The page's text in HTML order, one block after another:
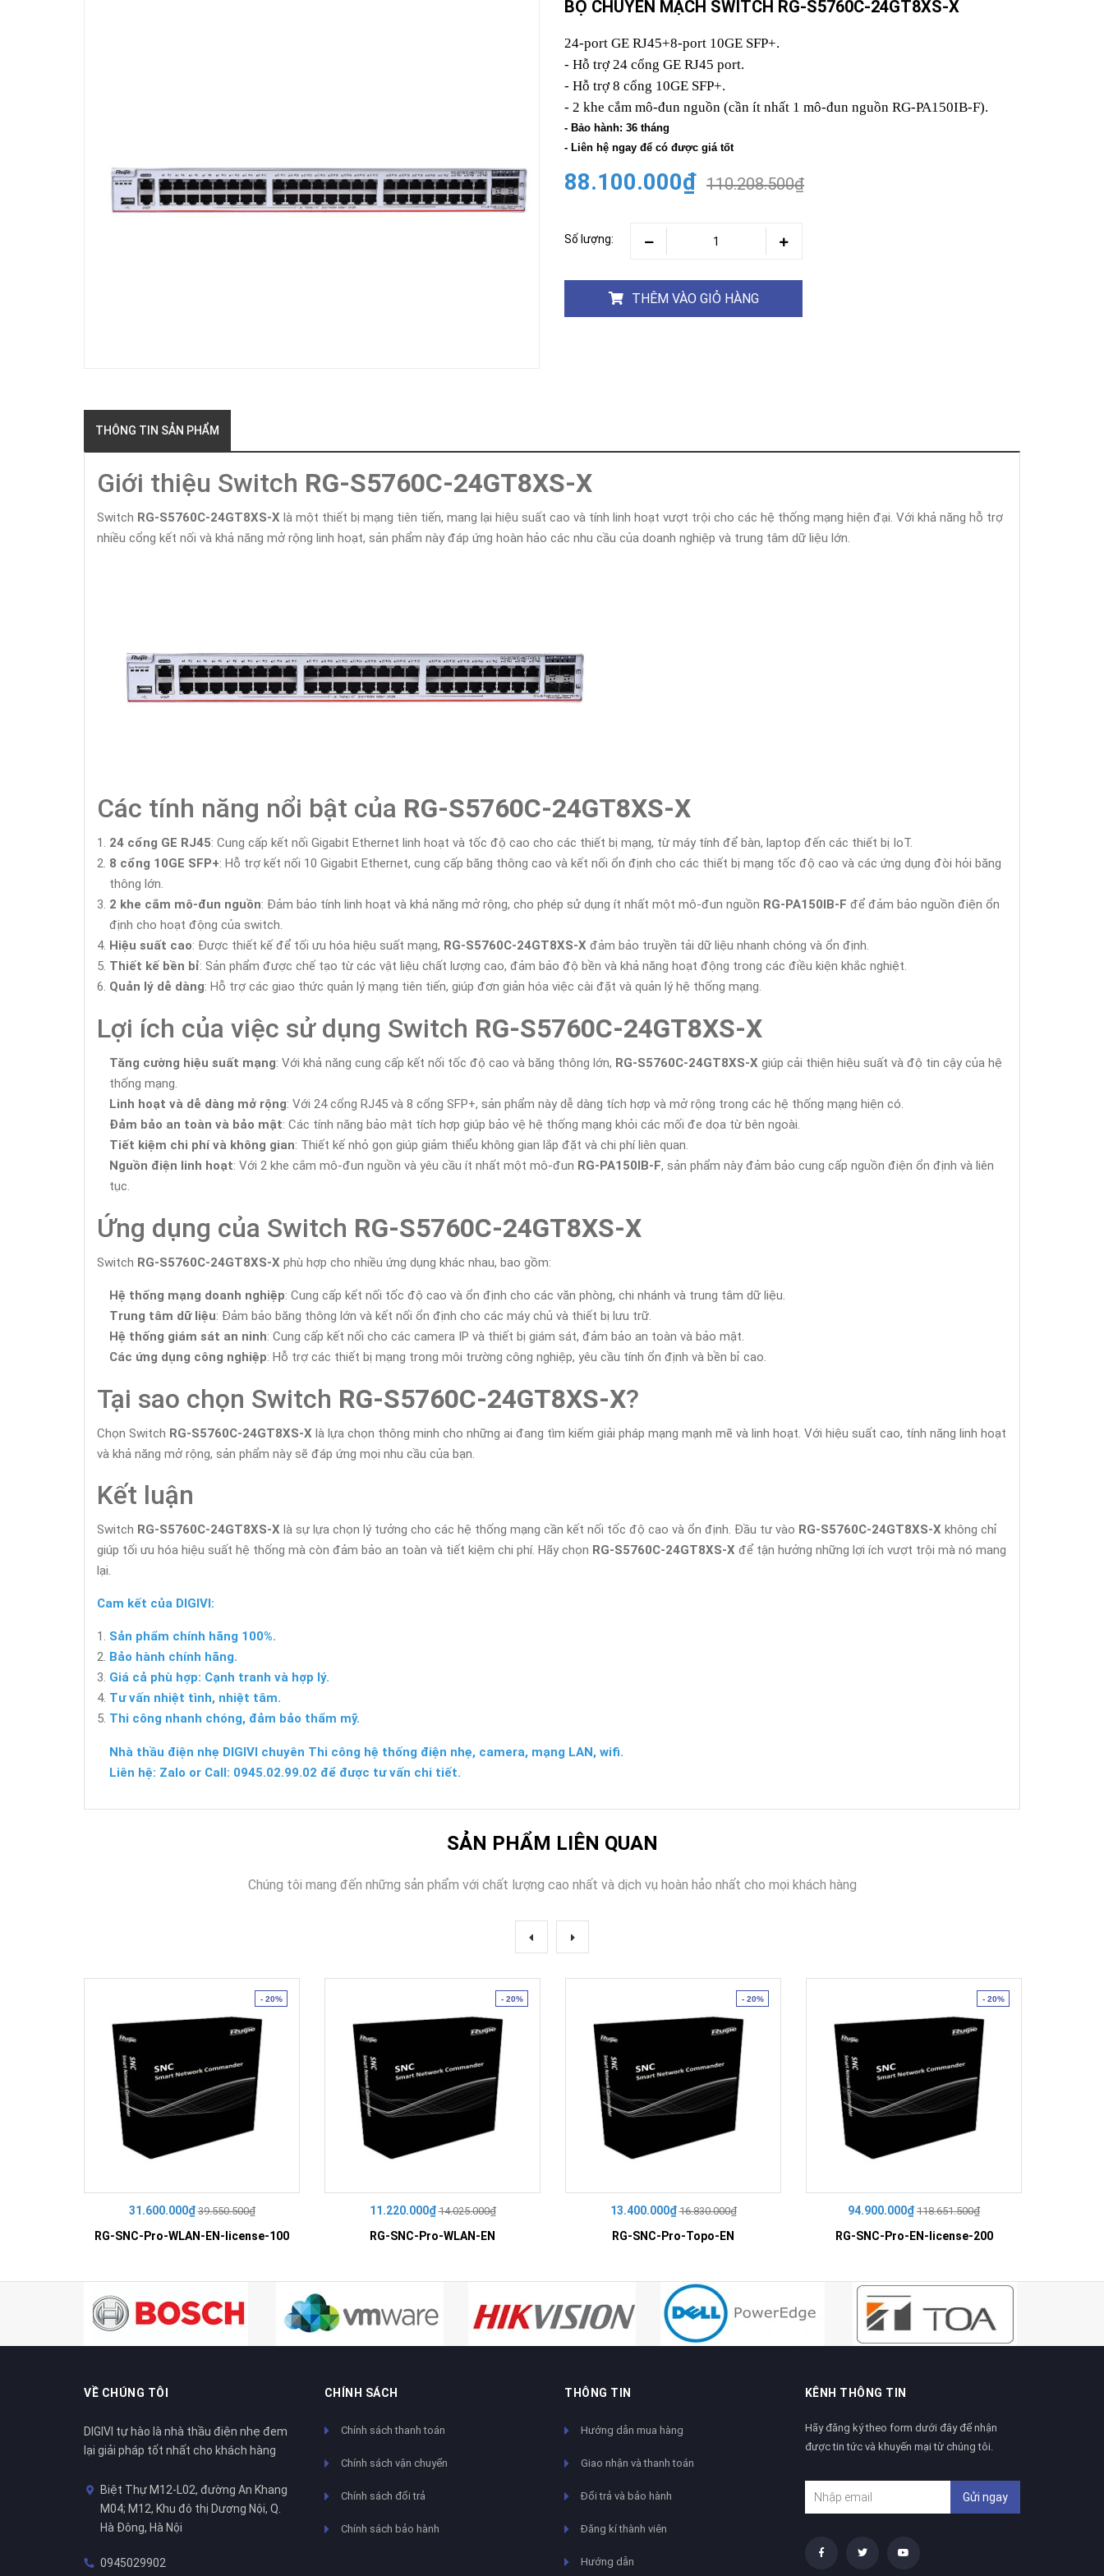
ĐỘNG
Camera
Hikvision
Tiandy
THIẾT
BỊ
TRỰC
TUYẾN
hình
CHÁY
KHÓA
THÔNG
Faster
BỘ CHUYỂN MẠCH SWITCH RG-S5760C-24GT8XS-X
24-port GE RJ45+8-port 10GE SFP+.
- Hỗ trợ 24 cổng GE RJ45 port.
- Hỗ trợ 8 cổng 10GE SFP+.
- 2 khe cắm mô-đun nguồn (cần ít nhất 1 mô-đun nguồn RG-PA150IB-F).
- Bảo hành: 36 tháng
- Liên hệ ngay để có được giá tốt
88.100.000₫ 110.208.500₫
Số lượng:
THÊM VÀO GIỎ HÀNG
THÔNG TIN SẢN PHẨM
Giới thiệu Switch RG-S5760C-24GT8XS-X
Switch RG-S5760C-24GT8XS-X là một thiết bị mạng tiên tiến, mang lại hiệu suất cao và tính linh hoạt vượt trội cho các hệ thống mạng hiện đại. Với khả năng hỗ trợ
nhiều cổng kết nối và khả năng mở rộng linh hoạt, sản phẩm này đáp ứng hoàn hảo các nhu cầu của doanh nghiệp và trung tâm dữ liệu lớn.
Các tính năng nổi bật của RG-S5760C-24GT8XS-X
24 cổng GE RJ45: Cung cấp kết nối Gigabit Ethernet linh hoạt và tốc độ cao cho các thiết bị mạng, từ máy tính để bàn, laptop đến các thiết bị IoT.
8 cổng 10GE SFP+: Hỗ trợ kết nối 10 Gigabit Ethernet, cung cấp băng thông cao và kết nối ổn định cho các thiết bị mạng tốc độ cao và các ứng dụng đòi hỏi băng
thông lớn.
2 khe cắm mô-đun nguồn: Đảm bảo tính linh hoạt và khả năng mở rộng, cho phép sử dụng ít nhất một mô-đun nguồn RG-PA150IB-F để đảm bảo nguồn điện ổn
định cho hoạt động của switch.
Hiệu suất cao: Được thiết kế để tối ưu hóa hiệu suất mạng, RG-S5760C-24GT8XS-X đảm bảo truyền tải dữ liệu nhanh chóng và ổn định.
Thiết kế bền bỉ: Sản phẩm được chế tạo từ các vật liệu chất lượng cao, đảm bảo độ bền và khả năng hoạt động trong các điều kiện khắc nghiệt.
Quản lý dễ dàng: Hỗ trợ các giao thức quản lý mạng tiên tiến, giúp đơn giản hóa việc cài đặt và quản lý hệ thống mạng.
Lợi ích của việc sử dụng Switch RG-S5760C-24GT8XS-X
Tăng cường hiệu suất mạng: Với khả năng cung cấp kết nối tốc độ cao và băng thông lớn, RG-S5760C-24GT8XS-X giúp cải thiện hiệu suất và độ tin cậy của hệ
thống mạng.
Linh hoạt và dễ dàng mở rộng: Với 24 cổng RJ45 và 8 cổng SFP+, sản phẩm này dễ dàng tích hợp và mở rộng trong các hệ thống mạng hiện có.
Đảm bảo an toàn và bảo mật: Các tính năng bảo mật tích hợp giúp bảo vệ hệ thống mạng khỏi các mối đe dọa từ bên ngoài.
Tiết kiệm chi phí và không gian: Thiết kế nhỏ gọn giúp giảm thiểu không gian lắp đặt và chi phí liên quan.
Nguồn điện linh hoạt: Với 2 khe cắm mô-đun nguồn và yêu cầu ít nhất một mô-đun RG-PA150IB-F, sản phẩm này đảm bảo cung cấp nguồn điện ổn định và liên
tục.
Ứng dụng của Switch RG-S5760C-24GT8XS-X
Switch RG-S5760C-24GT8XS-X phù hợp cho nhiều ứng dụng khác nhau, bao gồm:
Hệ thống mạng doanh nghiệp: Cung cấp kết nối tốc độ cao và ổn định cho các văn phòng, chi nhánh và trung tâm dữ liệu.
Trung tâm dữ liệu: Đảm bảo băng thông lớn và kết nối ổn định cho các máy chủ và thiết bị lưu trữ.
Hệ thống giám sát an ninh: Cung cấp kết nối cho các camera IP và thiết bị giám sát, đảm bảo an toàn và bảo mật.
Các ứng dụng công nghiệp: Hỗ trợ các thiết bị mạng trong môi trường công nghiệp, yêu cầu tính ổn định và bền bỉ cao.
Tại sao chọn Switch RG-S5760C-24GT8XS-X?
Chọn Switch RG-S5760C-24GT8XS-X là lựa chọn thông minh cho những ai đang tìm kiếm giải pháp mạng mạnh mẽ và linh hoạt. Với hiệu suất cao, tính năng linh hoạt
và khả năng mở rộng, sản phẩm này sẽ đáp ứng mọi nhu cầu của bạn.
Kết luận
Switch RG-S5760C-24GT8XS-X là sự lựa chọn lý tưởng cho các hệ thống mạng cần kết nối tốc độ cao và ổn định. Đầu tư vào RG-S5760C-24GT8XS-X không chỉ
giúp tối ưu hóa hiệu suất hệ thống mà còn đảm bảo an toàn và tiết kiệm chi phí. Hãy chọn RG-S5760C-24GT8XS-X để tận hưởng những lợi ích vượt trội mà nó mang
lại.
Cam kết của DIGIVI:
Sản phẩm chính hãng 100%.
Bảo hành chính hãng.
Giá cả phù hợp: Cạnh tranh và hợp lý.
Tư vấn nhiệt tình, nhiệt tâm.
Thi công nhanh chóng, đảm bảo thẩm mỹ.
Nhà thầu điện nhẹ DIGIVI chuyên Thi công hệ thống điện nhẹ, camera, mạng LAN, wifi.
Liên hệ: Zalo or Call: 0945.02.99.02 để được tư vấn chi tiết.
SẢN PHẨM LIÊN QUAN
Chúng tôi mang đến những sản phẩm với chất lượng cao nhất và dịch vụ hoàn hảo nhất cho mọi khách hàng
- 20%
31.600.000₫39.550.500₫
RG-SNC-Pro-WLAN-EN-license-100
- 20%
11.220.000₫14.025.000₫
RG-SNC-Pro-WLAN-EN
- 20%
13.400.000₫16.830.000₫
RG-SNC-Pro-Topo-EN
- 20%
94.900.000₫ 118.651.500₫
RG-SNC-Pro-EN-license-200
VỀ CHÚNG TÔI
DIGIVI tự hào là nhà thầu điện nhẹ đem
lại giải pháp tốt nhất cho khách hàng
Biệt Thự M12-L02, đường An Khang
M04; M12, Khu đô thị Dương Nội, Q.
Hà Đông, Hà Nội
0945029902
CHÍNH SÁCH
Chính sách thanh toán
Chính sách vận chuyển
Chính sách đổi trả
Chính sách bảo hành
THÔNG TIN
Hướng dẫn mua hàng
Giao nhận và thanh toán
Đổi trả và bảo hành
Đăng kí thành viên
Hướng dẫn
KÊNH THÔNG TIN
Hãy đăng ký theo form dưới đây để nhận
được tin tức và khuyến mại từ chúng tôi.
Gửi ngay